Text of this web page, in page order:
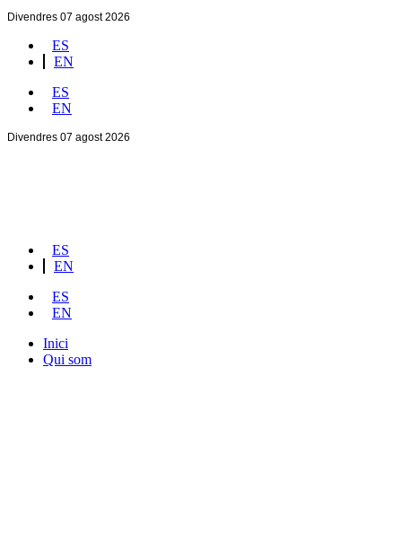
Divendres 07 agost 2026
ES
EN
ES
EN
Divendres 07 agost 2026
ES
EN
ES
EN
Inici
Qui som